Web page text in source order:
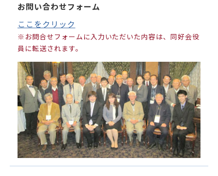
お問い合わせフォーム
ここをクリック
※お問合せフォームに入力いただいた内容は、同好会役
員に転送されます。